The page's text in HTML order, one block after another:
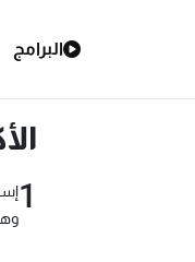
البرامج
1